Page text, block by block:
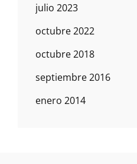
julio 2023
octubre 2022
octubre 2018
septiembre 2016
enero 2014